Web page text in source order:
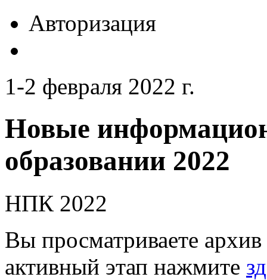
Авторизация
1-2 февраля 2022 г.
Новые
образовании 2022
НПК 2022
Вы просматриваете
активный этап нажмите